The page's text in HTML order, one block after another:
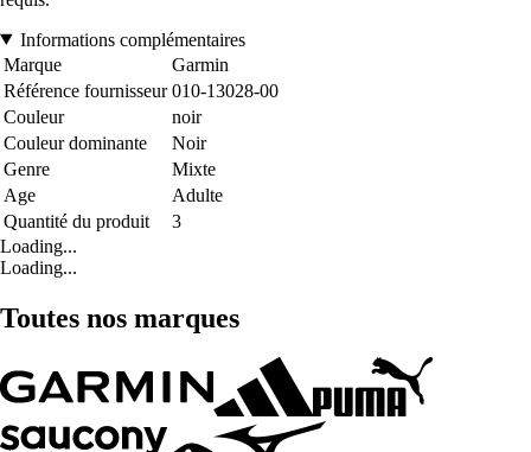
Informations complémentaires
Marque
Garmin
Référence fournisseur 010-13028-00
Couleur
noir
Couleur dominante
Noir
Genre
Mixte
Age
Adulte
Quantité du produit
3
Loading...
Loading...
Toutes nos marques